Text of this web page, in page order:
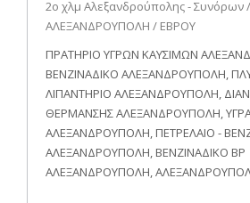
2ο χλμ Αλεξανδρούπολης - Συνόρων /
ΑΛΕΞΑΝΔΡΟΥΠΟΛΗ / ΕΒΡΟΥ
ΠΡΑΤΗΡΙΟ ΥΓΡΩΝ ΚΑΥΣΙΜΩΝ
ΒΕΝΖΙΝΑΔΙΚΟ ΑΛΕΞΑΝΔΡΟΥΠΟΛΗ,
ΛΙΠΑΝΤΗΡΙΟ ΑΛΕΞΑΝΔΡΟΥΠΟΛΗ,
ΘΕΡΜΑΝΣΗΣ ΑΛΕΞΑΝΔΡΟΥΠΟΛΗ,
ΑΛΕΞΑΝΔΡΟΥΠΟΛΗ, ΠΕΤΡΕΛΑΙΟ -
ΑΛΕΞΑΝΔΡΟΥΠΟΛΗ, ΒΕΝΖΙΝΑΔΙΚΟ ΒΡ
ΑΛΕΞΑΝΔΡΟΥΠΟΛΗ,